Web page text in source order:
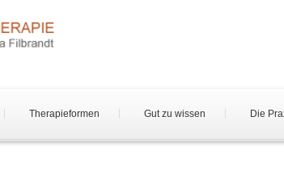
Therapieformen Gut zu wissen Die